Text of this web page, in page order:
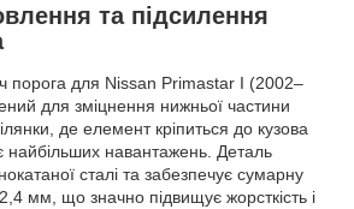
та підсилення
порога для Nissan Primastar I (2002–
для зміцнення нижньої частини
де елемент кріпиться до кузова
найбільших навантажень. Деталь
сталі та забезпечує сумарну
мм, що значно підвищує жорсткість і